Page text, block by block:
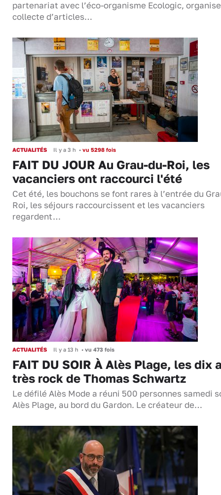
partenariat avec l’éco-organisme Ecologic,
collecte d’articles…
ACTUALITÉS Il y a 3 h • vu 5298 fois
FAIT DU JOUR Au Grau-du-Roi, les
vacanciers ont raccourci l'été
Cet été, les bouchons se font rares à l’entrée du
Roi, les séjours raccourcissent et les vacanciers
regardent…
ACTUALITÉS Il y a 13 h • vu 473 fois
FAIT DU SOIR À Alès Plage, les dix
très rock de Thomas Schwartz
Le défilé Alès Mode a réuni 500 personnes samedi
Alès Plage, au bord du Gardon. Le créateur de…